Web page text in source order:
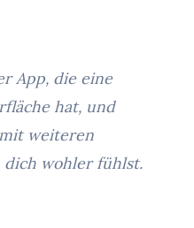
App, die eine
hat, und
weiteren
dich wohler fühlst.